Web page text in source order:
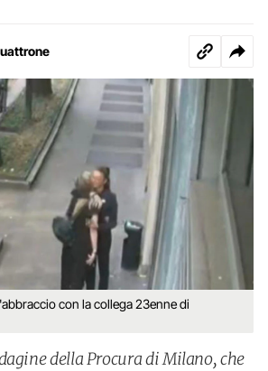
con la collega 23enne di
della Procura di Milano, che